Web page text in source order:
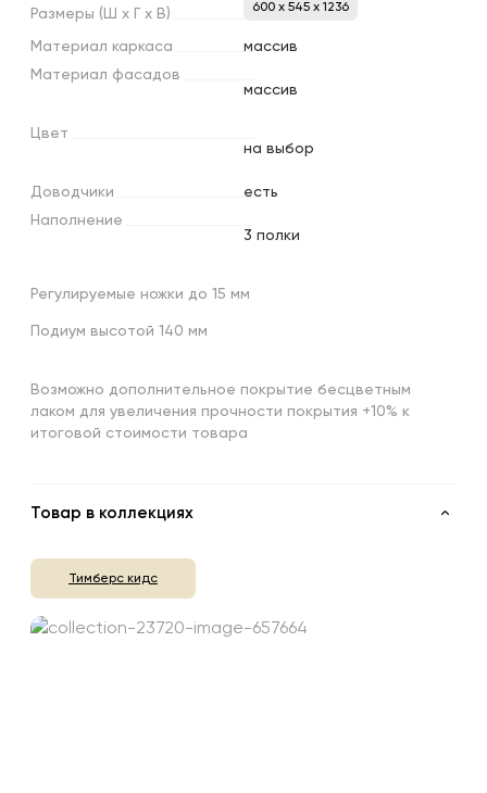
Размеры (Ш х х В) 600 x 545 x 1236
Материал каркаса
массив
Материал фасадов
массив
Цвет
на выбор
Доводчики
есть
Наполнение
3 полки
Регулируемые ножки до 15 мм
Подиум высотой 140 мм
Возможно дополнительное покрытие бесцветным
лаком для увеличения прочности покрытия +10% к
итоговой стоимости товара
Товар в коллекциях
Тимберс кидс